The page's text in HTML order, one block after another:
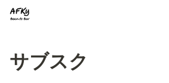
サブスク